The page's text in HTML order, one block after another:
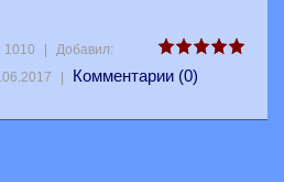
1010 Добавил:
Комментарии (0)